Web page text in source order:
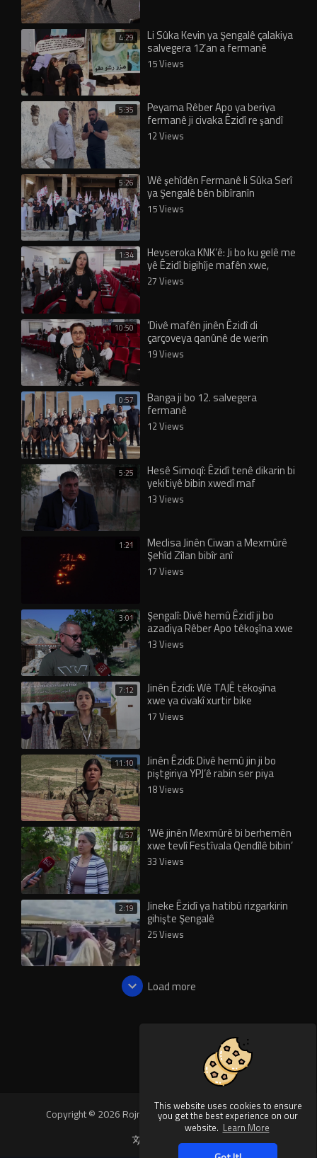
This website uses cookies to ensure
you get the best experience on our
website. Learn More
4:29 Li Sûka Kevin ya Şengalê çalakiya
salvegera 12’an a fermanê
didome
15 Views
5:35 Peyama Rêber Apo ya beriya
fermanê ji civaka Êzidî re şandî
eşkere bû!
12 Views
5:26 Wê şehîdên Fermanê li Sûka Serî
ya Şengalê bên bibîranîn
15 Views
1:34 Hevseroka KNK’ê: Ji bo ku gelê me
yê Êzidî bigihîje mafên xwe,
yekrêzî şertekî sereke ye
27 Views
10:50 ‘Divê mafên jinên Êzidî di
çarçoveya qanûnê de werin
parastin’
19 Views
0:57 Banga ji bo 12. salvegera
fermanê
12 Views
5:25 Hesê Simoqî: Êzidî tenê dikarin bi
yekitiyê bibin xwedî maf
13 Views
1:21 Meclisa Jinên Ciwan a Mexmûrê
Şehîd Zîlan bibîr anî
17 Views
3:01 Şengalî: Divê hemû Êzidî ji bo
azadiya Rêber Apo têkoşîna xwe
mezin bikin
13 Views
7:12 Jinên Êzidî: Wê TAJÊ têkoşîna
xwe ya civakî xurtir bike
17 Views
11:10 Jinên Êzidî: Divê hemû jin ji bo
piştgiriya YPJ’ê rabin ser piya
18 Views
4:57 ‘Wê jinên Mexmûrê bi berhemên
xwe tevlî Festîvala Qendîlê bibin’
33 Views
2:19 Jineke Êzidî ya hatibû rizgarkirin
gihişte Şengalê
25 Views
Load more
Copyright © 2026 Rojnews Video. All rights reserved.
Language